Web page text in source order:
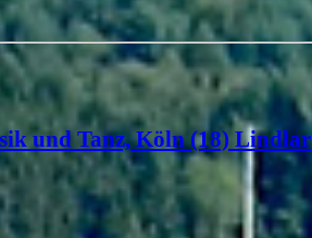
und Tanz, Köln (18) Lindlar